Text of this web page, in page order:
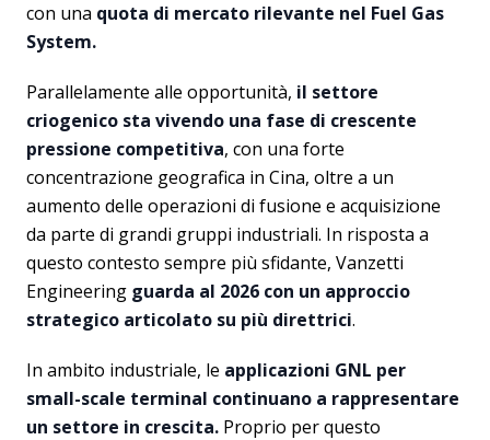
con una quota di mercato rilevante nel Fuel Gas
System.
Parallelamente alle opportunità, il settore
criogenico sta vivendo una fase di crescente
pressione competitiva, con una forte
concentrazione geografica in Cina, oltre a un
aumento delle operazioni di fusione e acquisizione
da parte di grandi gruppi industriali. In risposta a
questo contesto sempre più sfidante, Vanzetti
Engineering guarda al 2026 con un approccio
strategico articolato su più direttrici.
In ambito industriale, le applicazioni GNL per
small-scale terminal continuano a rappresentare
un settore in crescita. Proprio per questo